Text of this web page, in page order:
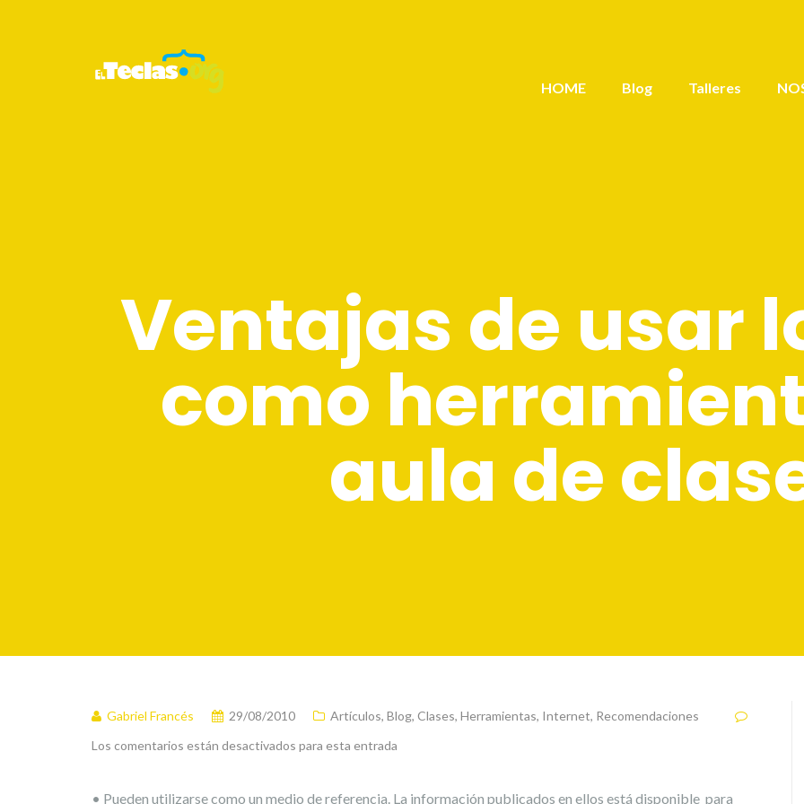
HOME Blog Talleres
Ventajas de usar
como
aula de
Gabriel Francés 29/08/2010 Artículos, Blog, Clases, Herramientas, Internet, Recomendaciones
Los comentarios están desactivados para esta entrada
• Pueden utilizarse como un medio de referencia. La información publicados en ellos está disponible para